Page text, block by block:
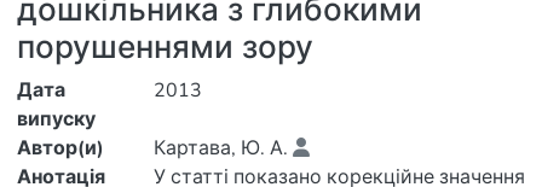
дошкільника з глибокими
порушеннями зору
Дата
випуску
2013
Автор(и)
Картава, Ю. А.
Анотація
У статті показано корекційне значення